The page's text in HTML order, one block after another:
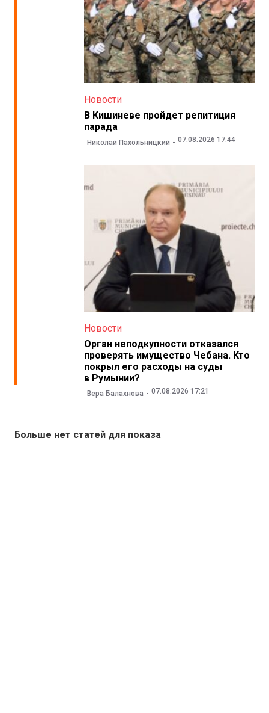
Новости
В Кишиневе пройдет репитиция
парада
Николай Пахольницкий 07.08.2026 17:44
Новости
Орган неподкупности отказался
проверять имущество Чебана. Кто
покрыл его расходы на суды
в Румынии?
Вера Балахнова 07.08.2026 17:21
Больше нет статей для показа